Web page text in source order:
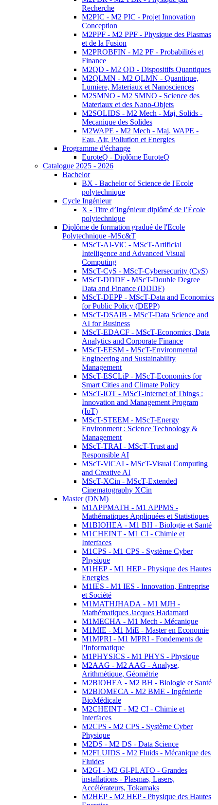
Recherche
M2PIC - M2 PIC - Projet Innovation
Conception
M2PPF - M2 PPF - Physique des Plasmas
et de la Fusion
M2PROBFIN - M2 PF - Probabilités et
Finance
M2QD - M2 QD - Dispositifs Quantiques
M2QLMN - M2 QLMN - Quantique,
Lumiere, Materiaux et Nanosciences
M2SMNO - M2 SMNO - Science des
Materiaux et des Nano-Objets
M2SOLIDS - M2 Mech - Maj. Solids -
Mecanique des Solides
M2WAPE - M2 Mech - Maj. WAPE -
Eau, Air, Pollution et Energies
Programme d'échange
EuroteQ - Diplôme EuroteQ
Catalogue 2025 - 2026
Bachelor
BX - Bachelor of Science de l'Ecole
polytechnique
Cycle Ingénieur
X - Titre d’Ingénieur diplômé de l’École
polytechnique
Diplôme de formation gradué de l'Ecole
Polytechnique -MSc&T
MScT-AI-ViC - MScT-Artificial
Intelligence and Advanced Visual
Computing
MScT-CyS - MScT-Cybersecurity (CyS)
MScT-DDDF - MScT-Double Degree
Data and Finance (DDDF)
MScT-DEPP - MScT-Data and Economics
for Public Policy (DEPP)
MScT-DSAIB - MScT-Data Science and
AI for Business
MScT-EDACF - MScT-Economics, Data
Analytics and Corporate Finance
MScT-EESM - MScT-Environmental
Engineering and Sustainability
Management
MScT-ESCLiP - MScT-Economics for
Smart Cities and Climate Policy
MScT-IOT - MScT-Internet of Things :
Innovation and Management Program
(IoT)
MScT-STEEM - MScT-Energy
Environment : Science Technology &
Management
MScT-TRAI - MScT-Trust and
Responsible AI
MScT-ViCAI - MScT-Visual Computing
and Creative AI
MScT-XCin - MScT-Extended
Cinematography XCin
Master (DNM)
M1APPMATH - M1 APPMS -
Mathématiques Appliquées et Statistiques
M1BIOHEA - M1 BH - Biologie et Santé
M1CHEINT - M1 CI - Chimie et
Interfaces
M1CPS - M1 CPS - Système Cyber
Physique
M1HEP - M1 HEP - Physique des Hautes
Energies
M1IES - M1 IES - Innovation, Entreprise
et Société
M1MATHJHADA - M1 MJH -
Mathématiques Jacques Hadamard
M1MECHA - M1 Mech - Mécanique
M1MIE - M1 MiE - Master en Economie
M1MPRI - M1 MPRI - Fondements de
l'Informatique
M1PHYSICS - M1 PHYS - Physique
M2AAG - M2 AAG - Analyse,
Arithmétique, Géométrie
M2BIOHEA - M2 BH - Biologie et Santé
M2BIOMECA - M2 BME - Ingénierie
BioMédicale
M2CHEINT - M2 CI - Chimie et
Interfaces
M2CPS - M2 CPS - Système Cyber
Physique
M2DS - M2 DS - Data Science
M2FLUIDS - M2 Fluids - Mécanique des
Fluides
M2GI - M2 GI-PLATO - Grandes
installations - Plasmas, Lasers,
Accélérateurs, Tokamaks
M2HEP - M2 HEP - Physique des Hautes